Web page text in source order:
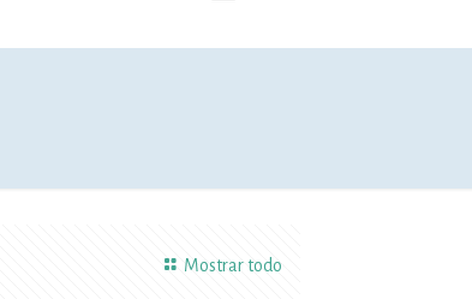
Mostrar todo